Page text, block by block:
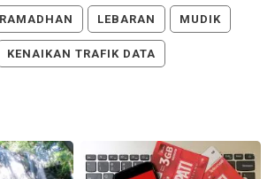
RAMADHAN LEBARAN MUDIK
KENAIKAN TRAFIK DATA